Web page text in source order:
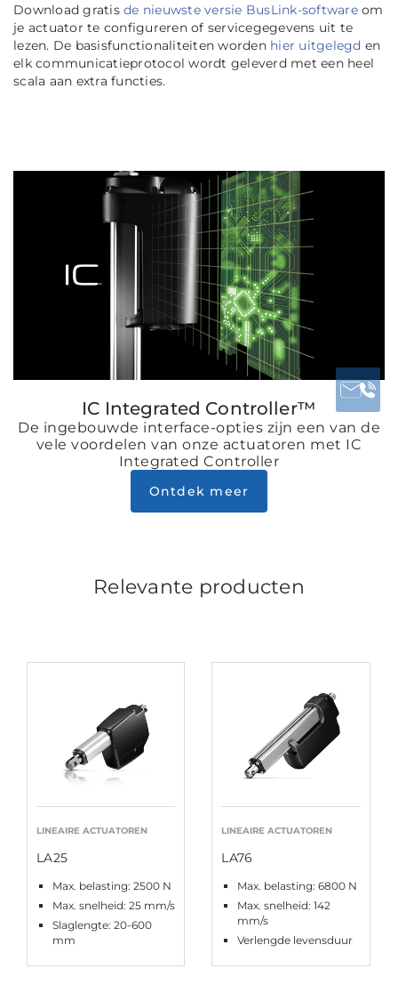
Download gratis de nieuwste versie BusLink-softwareom
je actuator te configureren of servicegegevens uit te
lezen. De basisfunctionaliteiten worden hier uitgelegd en
elk communicatieprotocol wordt geleverd met een heel
scala aan extra functies.
IC Integrated Controller™
De ingebouwde interface-opties zijn een van de
vele voordelen van onze actuatoren met IC
Integrated Controller
Ontdek meer
Relevante producten
LINEAIRE ACTUATOREN
LA25
Max. belasting: 2500 N
Max. snelheid: 25 mm/s
Slaglengte: 20-600
mm
LINEAIRE ACTUATOREN
LA76
Max. belasting: 6800 N
Max. snelheid: 142
mm/s
Verlengde levensduur